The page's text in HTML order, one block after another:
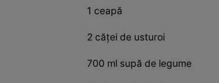
1 ceapă
2 căței de usturoi
700 ml supă de legume